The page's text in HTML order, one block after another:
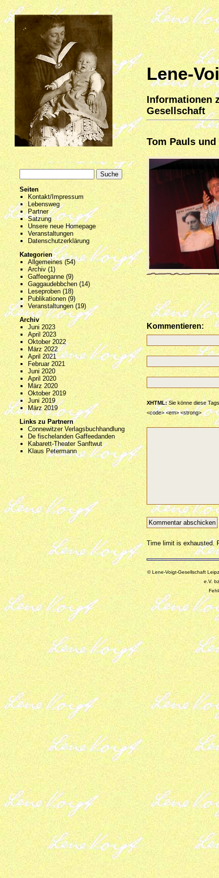
Lene-
Informationen
Gesellschaft
Seiten
Kontakt/Impressum
Lebensweg
Partner
Satzung
Unsere neue Homepage
Veranstaltungen
Datenschutzerklärung
Kategorien
Allgemeines(54)
Archiv(1)
Gaffeeganne (9)
Gaggaudebbchen (14)
Leseproben (18)
Publikationen (9)
Veranstaltungen(19)
Archiv
Juni 2023
April 2023
Oktober 2022
März 2022
April 2021
Februar 2021
Juni 2020
April 2020
März 2020
Oktober 2019
Juni 2019
März 2019
Links zu Partnern
Connewitzer Verlagsbuchhandlung
De fischelanden Gaffeedanden
Kabarett-Theater Sanftwut
Klaus Petermann
Tom Pauls
Kommentieren:
XHTML:Sie könne diese
<code> <em> <strong>
Time limit is exhausted.
© Lene-Voigt-Gesellschaft
e.V.